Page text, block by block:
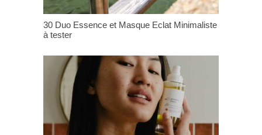
30 Duo Essence et Masque Eclat Minimaliste
à tester